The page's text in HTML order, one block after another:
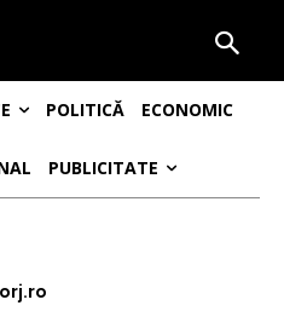
POLITICĂ ECONOMIC
PUBLICITATE